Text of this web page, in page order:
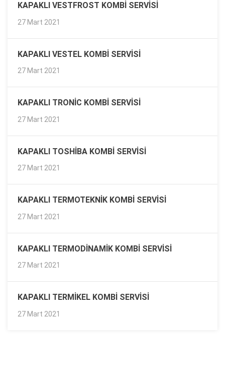
KAPAKLI VESTFROST KOMBI SERVISI
27 Mart 2021
KAPAKLI VESTEL KOMBI SERVISI
27 Mart 2021
KAPAKLI TRONIC KOMBI SERVISI
27 Mart 2021
KAPAKLI TOSHIBA KOMBI SERVISI
27 Mart 2021
KAPAKLI TERMOTEKNIK KOMBI SERVISI
27 Mart 2021
KAPAKLI TERMODINAMIK KOMBI SERVISI
27 Mart 2021
KAPAKLI TERMIKEL KOMBI SERVISI
27 Mart 2021